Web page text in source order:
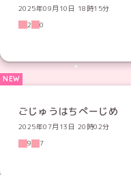
2025年09月10日 18時15分
2
0
ごじゅうはちぺーじめ
2025年07月13日 20時02分
9
7